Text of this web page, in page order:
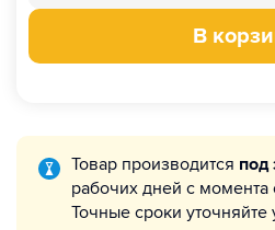
В
Товар производится под
рабочих дней с
Точные сроки